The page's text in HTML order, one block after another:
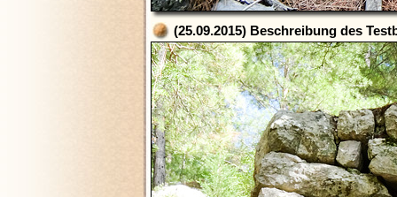
(25.09.2015) Beschreibung des